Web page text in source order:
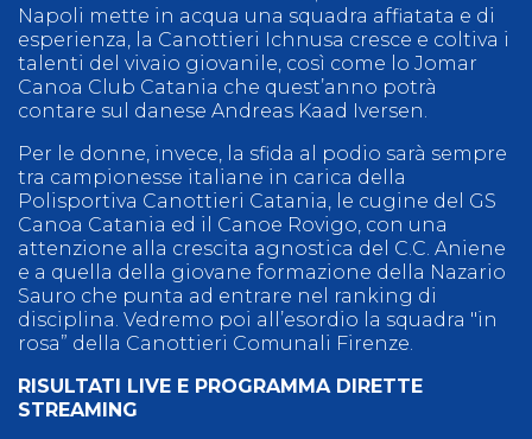
Napoli mette in acqua una squadra affiatata e di
esperienza, la Canottieri Ichnusa cresce e coltiva i
talenti del vivaio giovanile, così come lo Jomar
Canoa Club Catania che quest’anno potrà
contare sul danese Andreas Kaad Iversen.
Per le donne, invece, la sfida al podio sarà sempre
tra campionesse italiane in carica della
Polisportiva Canottieri Catania, le cugine del GS
Canoa Catania ed il Canoe Rovigo, con una
attenzione alla crescita agnostica del C.C. Aniene
e a quella della giovane formazione della Nazario
Sauro che punta ad entrare nel ranking di
disciplina. Vedremo poi all’esordio la squadra "in
rosa” della Canottieri Comunali Firenze.
RISULTATI LIVE E PROGRAMMA DIRETTE
STREAMING